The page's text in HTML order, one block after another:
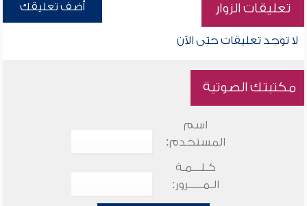
تعليقات الزوار أضف تعليقك
لا توجد تعليقات حتى الآن
مكتبتك الصوتية
اسم
المستخدم:
كـلـــمـة
الـمـــــرور: